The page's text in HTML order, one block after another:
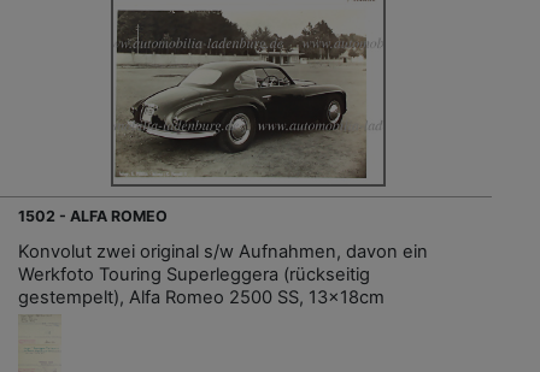
1502 - ALFA ROMEO
Konvolut zwei original s/w Aufnahmen, davon ein
Werkfoto Touring Superleggera (rückseitig
gestempelt), Alfa Romeo 2500 SS, 13x18cm